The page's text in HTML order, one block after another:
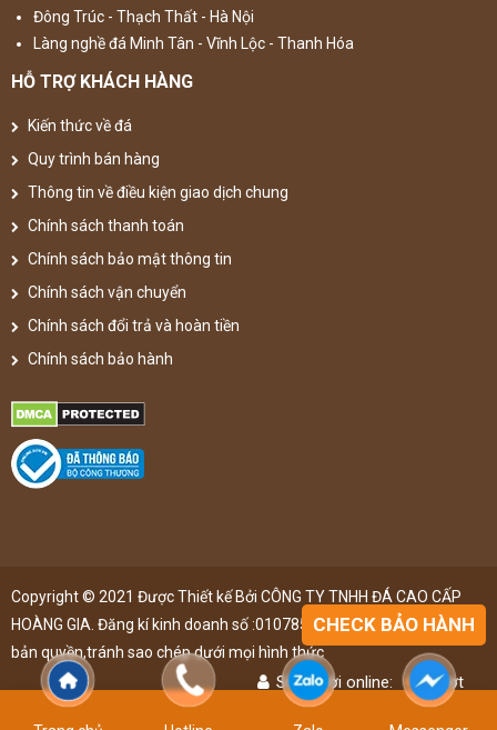
Đông Trúc - Thạch Thất - Hà Nội
Làng nghề đá Minh Tân - Vĩnh Lộc - Thanh Hóa
HỖ TRỢ KHÁCH HÀNG
Kiến thức về đá
Quy trình bán hàng
Thông tin về điều kiện giao dịch chung
Chính sách thanh toán
Chính sách bảo mật thông tin
Chính sách vận chuyển
Chính sách đổi trả và hoàn tiền
Chính sách bảo hành
Copyright © 2021 Được Thiết kế Bởi CÔNG TY TNHH ĐÁ CAO CẤP
HOÀNG GIA. Đăng kí kinh doanh số :0107851148 ,đã được đăng kí
bản quyền,tránh sao chép dưới mọi hình thức
Số người online: 47 lượt
Lượt truy cập:
4897215 lượt
CHECK BẢO HÀNH